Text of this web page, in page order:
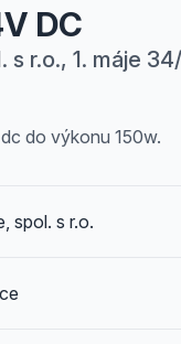
DC
r.o., 1. máje
do výkonu 150w.
spol. s r.o.